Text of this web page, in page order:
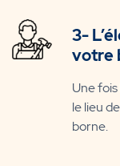
3-
votre
Une
le lieu
borne.